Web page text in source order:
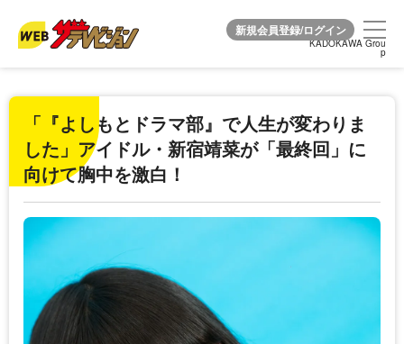
KADOKAWA Grou
p
KADOKAWA Grou
p
「『よしもとドラマ部』で人生が変わりま
した」アイドル・新宿靖菜が「最終回」に
向けて胸中を激白！